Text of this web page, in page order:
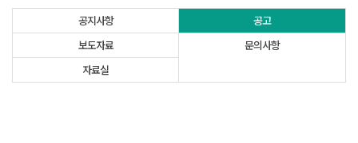
공지사항
공고
보도자료
문의사항
자료실